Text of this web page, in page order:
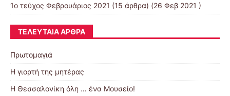
1ο τεύχος Φεβρουάριος 2021 (15 άρθρα) (26 Φεβ 2021 )
ΤΕΛΕΥΤΑΊΑ ΆΡΘΡΑ
Πρωτομαγιά
Η γιορτή της μητέρας
Η Θεσσαλονίκη όλη … ένα Μουσείο!